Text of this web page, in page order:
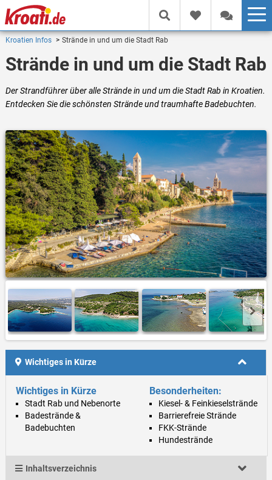
Kroatien Infos Strände in und um die Stadt Rab
Strände in und um die Stadt Rab
Der Strandführer über alle Strände in und um die Stadt Rab in Kroatien.
Entdecken Sie die schönsten Strände und traumhafte Badebuchten.
Wichtiges in Kürze
Wichtiges in Kürze
Stadt Rab und Nebenorte
Badestrände &
Badebuchten
Besonderheiten:
Kiesel- & Feinkieselstrände
Barrierefreie Strände
FKK-Strände
Hundestrände
Inhaltsverzeichnis